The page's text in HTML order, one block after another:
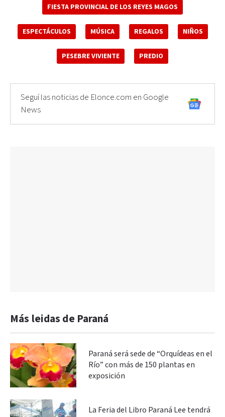
FIESTA PROVINCIAL DE LOS REYES MAGOS
ESPECTÁCULOS MÚSICA REGALOS NIÑOS
PESEBRE VIVIENTE PREDIO
Seguí las noticias de Elonce.com en Google
News
Más leidas de Paraná
Paraná será sede de “Orquídeas en el
Río” con más de 150 plantas en
exposición
La Feria del Libro Paraná Lee tendrá